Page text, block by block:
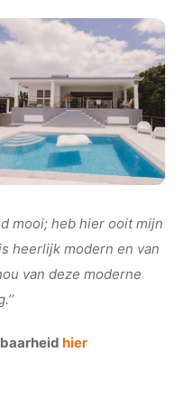
mooi; heb hier ooit mijn
heerlijk modern en van
van deze moderne
hier